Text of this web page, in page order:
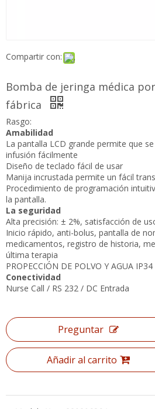
Bomba de jeringa médica
Rasgo:
Amabilidad
La pantalla LCD grande permite que
Diseño de teclado fácil de usar
Manija incrustada permite un fácil
Procedimiento de programación
en la pantalla.
La seguridad
Alta precisión: ± 2%, satisfacción de
Inicio rápido, anti-bolus, pantalla de
medicamentos, registro de historia,
de última terapia
PROPECCIÓN DE POLVO Y AGUA
Conectividad
Nurse Call / RS 232 / DC Entrada
Preguntar
Añadir al carrito
Modelo:Xrme220206364